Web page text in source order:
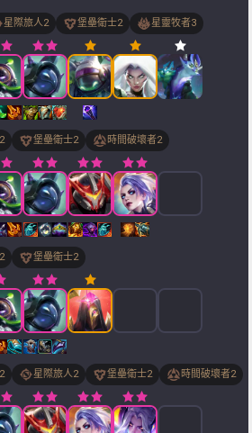
星際旅人2 堡壘衛士2 星靈牧者3
2 堡壘衛士2 時間破壞者2
2 堡壘衛士2
2 星際旅人2 堡壘衛士2 時間破壞者2